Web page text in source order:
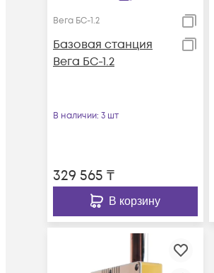
Вега БС-1.2
Базовая станция
Вега БС-1.2
В наличии: 3 шт
329 565 ₸
В корзину